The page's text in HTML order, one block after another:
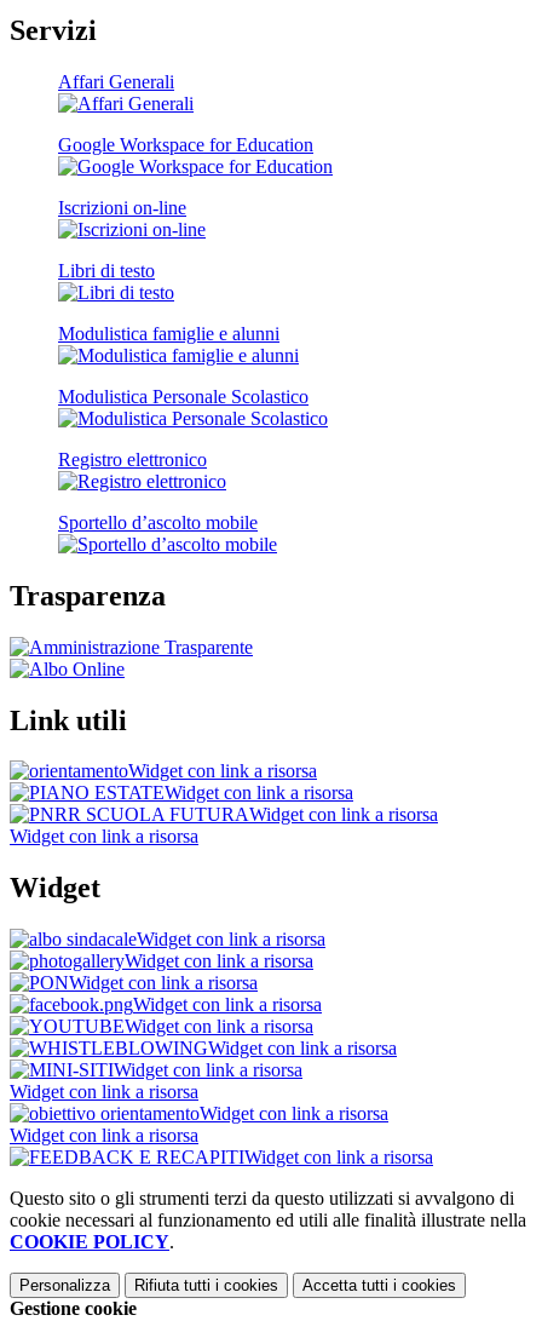
Servizi
Affari Generali
Google Workspace for Education
Iscrizioni on-line
Libri di testo
Modulistica famiglie e alunni
Modulistica Personale Scolastico
Registro elettronico
Sportello d’ascolto mobile
Trasparenza
Link utili
Widget con link a risorsa
Widget con link a risorsa
Widget con link a risorsa
Widget con link a risorsa
Widget
Widget con link a risorsa
Widget con link a risorsa
Widget con link a risorsa
Widget con link a risorsa
Widget con link a risorsa
Widget con link a risorsa
Widget con link a risorsa
Widget con link a risorsa
Widget con link a risorsa
Widget con link a risorsa
Widget con link a risorsa
Questo sito o gli strumenti terzi da questo utilizzati si avvalgono di
cookie necessari al funzionamento ed utili alle finalità illustrate nella
COOKIE POLICY.
Personalizza Rifiuta tutti i cookies Accetta tutti i cookies
Gestione cookie